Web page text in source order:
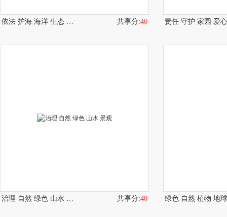
依法 护海 海洋 生态 环境 共享分:40
治理 自然 绿色 山水 景观 共享分:40